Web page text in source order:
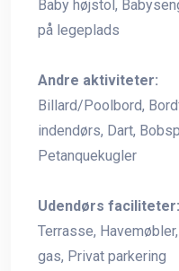
Baby højstol,
på legeplads
Andre aktiviteter:
Billard/Poolbord,
indendørs, Dart,
Petanquekugler
Udendørs faciliteter:
Terrasse,
gas, Privat parkering